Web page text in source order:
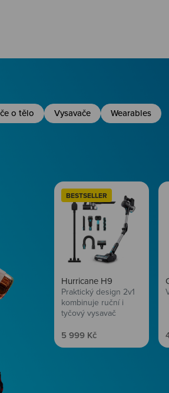
o tělo Vysavače Wearables
BESTSELLER
Hurricane H9
Praktický design 2v1
kombinuje ruční i
tyčový vysavač
Prodejní cena
5 999 Kč